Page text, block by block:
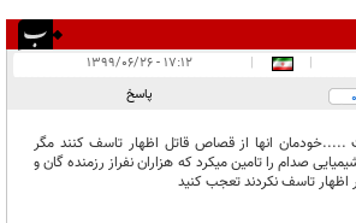
|
|
۱۷:۱۲ - ۱۳۹۹/۰۶/۲۶
0 پاسخ
.....خودمان انها از قصاص قاتل اظهار تاسف کنند مگر
صدام را تامین میکرد که هزاران نفراز رزمنده گان و
اظهار تاسف نکردند تعجب کنید